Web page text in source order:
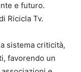
e futuro.
Ricicla Tv.
sistema criticità,
favorendo un